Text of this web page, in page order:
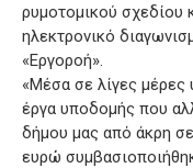
ρυμοτομικού σχεδίου
ηλεκτρονικό
«Εργοροή».
«Μέσα σε λίγες μέρες
έργα υποδομής που
δήμου μας από άκρη
ευρώ